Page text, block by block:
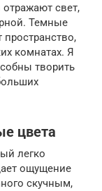
отражают свет,
Темные
комнатах. Я
творить
цвета
легко
ощущение
скучным,